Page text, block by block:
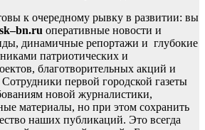
к очередному рывку в развитии: вы
–bn.ru оперативные новости и
динамичные репортажи и глубокие
патриотических и
благотворительных акций и
первой городской газеты
новой журналистики,
материалы, но при этом сохранить
наших публикаций. Это всегда